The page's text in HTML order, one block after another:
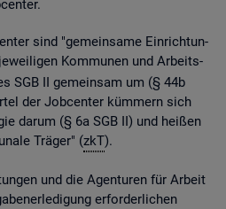
sind "ge­mein­sa­me Ein­rich­tun­
Kom­mu­nen und Ar­beits­
SGB II ge­mein­sam um (§ 44b
der Job­cen­ter küm­mern sich
darum (§ 6a SGB II) und hei­ßen
Trä­ger" (zkT).
und die Agen­tu­ren für Ar­beit
er­for­der­li­chen